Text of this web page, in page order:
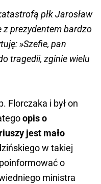
płk Jarosław
z prezydentem bardzo
»Szefie, pan
tragedii, zginie wielu
Florczaka i był on
opis o
jest mało
w takiej
o
ministra